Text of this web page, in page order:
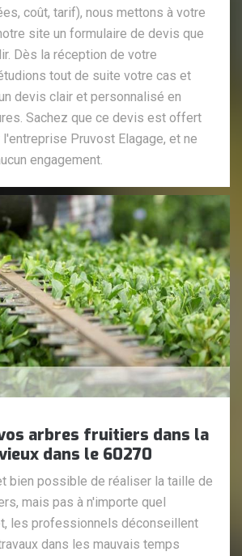
coût, tarif), nous mettons à votre
site un formulaire de devis que
Dès la réception de votre
tout de suite votre cas et
devis clair et personnalisé en
Sachez que ce devis est offert
Pruvost Elagage, et ne
engagement.
arbres fruitiers dans la
dans le 60270
bien possible de réaliser la taille de
mais pas à n'importe quel
les professionnels déconseillent
dans les mauvais temps